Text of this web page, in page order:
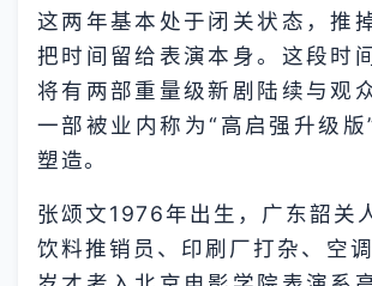
这两年基本处于闭关状态，推
把时间留给表演本身。这段时
将有两部重量级新剧陆续与观
一部被业内称为“高启强升级版
塑造。
张颂文1976年出生，广东韶关
饮料推销员、印刷厂打杂、空